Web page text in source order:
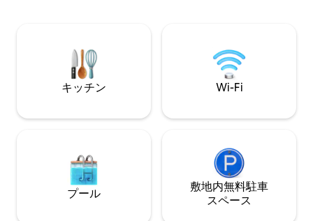
な青で、空と海が絵画に溶け込み、時間
の流れを忘れさせます。 ここでは、急ぐ
必要はありません。人生は時間に縛られ
で人生の美しさを感じるべきです。 日光
浴をしたり、散歩をしたり、波の音を聞
取り戻しましょう。 ペナハイ・シークレ
ットブルーは、時間を無駄にする価値の
ある場所であり、ストレスを解消し、心
人、さらにはペットと一緒にこの秘境に
ーブンは、何人も
て火を点ける必要
クな味覚の楽しみ
然のささやきに耳
は、日光浴や水泳
ぎと楽しみの楽園です！ ★ カ
と電動麻雀台が無
し、都会の喧騒を
い声で満たします。 ★ 各部屋には、
ドライヤー、バス
キッチン Wi-Fi
プール
敷地内無料駐⁠車
ス⁠ペ⁠ー⁠ス